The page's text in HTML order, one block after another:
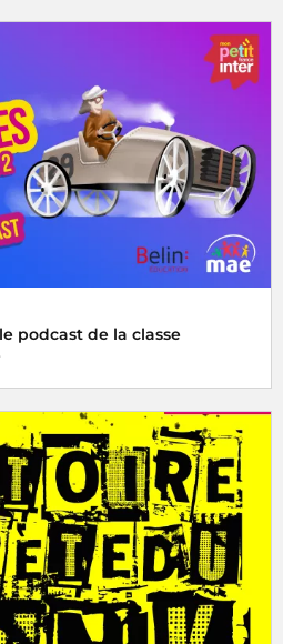
le podcast de la classe